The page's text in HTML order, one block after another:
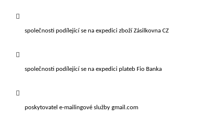
společnosti podílející se na expedici zboží Zásilkovna CZ
společnosti podílející se na expedici plateb Fio Banka
poskytovatel e-mailingové služby gmail.com